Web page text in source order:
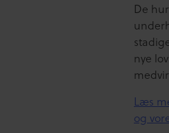
De
nye
Læs
og